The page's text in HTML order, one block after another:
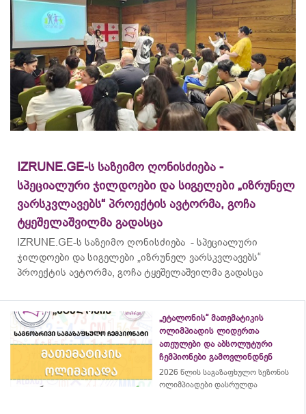
IZRUNE.GE-ს საზეიმო ღონისძიება -
სპეციალური ჯილდოები და სიგელები „იზრუნელ
ვარსკვლავებს“ პროექტის ავტორმა, გოჩა
ტყეშელაშვილმა გადასცა
IZRUNE.GE-ს საზეიმო ღონისძიება - სპეციალური
ჯილდოები და სიგელები „იზრუნელ ვარსკვლავებს“
პროექტის ავტორმა, გოჩა ტყეშელაშვილმა გადასცა
„ეტალონის“ მათემატიკის
ოლიმპიადის ლიდერთა
ათეულები და აბსოლუტური
ჩემპიონები გამოვლინდნენ
2026 წლის საგაზაფხულო სეზონის
ოლიმპიადები დასრულდა